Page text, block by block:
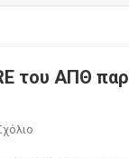
του ΑΠΘ